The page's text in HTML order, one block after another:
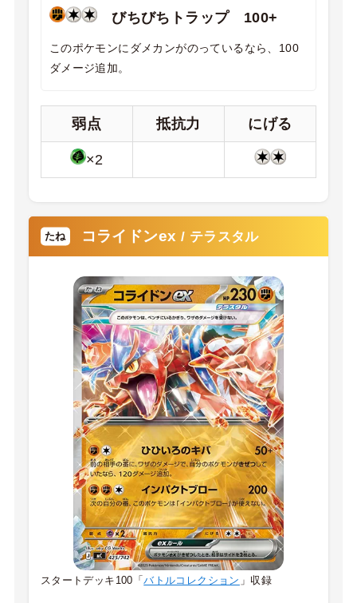
びちびちトラップ 100+
このポケモンにダメカンがのっているなら、100
ダメージ追加。
弱点 抵抗力 にげる
×2
コライドンex / テラスタル
スタートデッキ100「バトルコレクション 」収録